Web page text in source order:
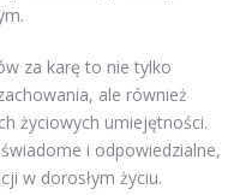
za karę to nie tylko
ale również
życiowych umiejętności.
i odpowiedzialne,
w dorosłym życiu.